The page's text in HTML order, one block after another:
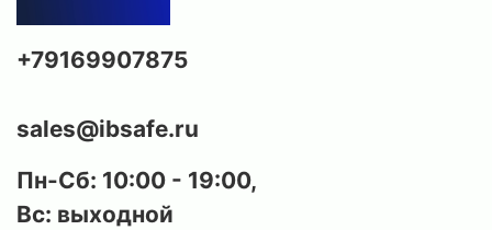
+79169907875
sales@ibsafe.ru
Пн-Сб: 10:00 - 19:00,
Вс: выходной